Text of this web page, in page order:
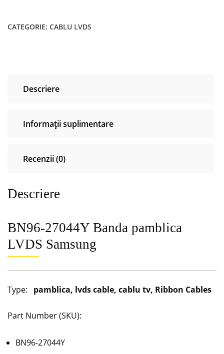
pamblica
CATEGORIE: CABLU LVDS
Descriere
Informații suplimentare
Recenzii (0)
Descriere
BN96-27044Y Banda pamblica
LVDS Samsung
Type: pamblica, lvds cable, cablu tv, Ribbon Cables
Part Number (SKU):
BN96-27044Y